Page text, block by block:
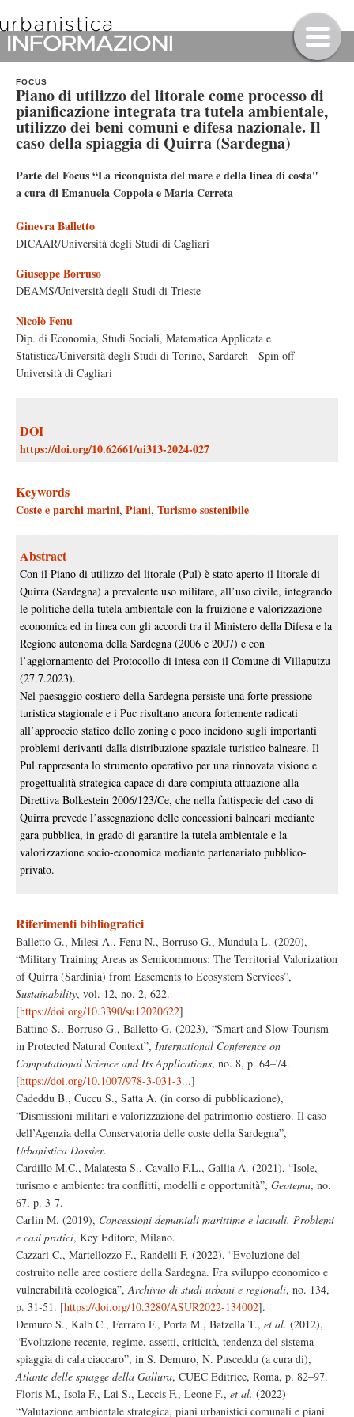
FOCUS
Piano di utilizzo del litorale come processo di
pianificazione integrata tra tutela ambientale,
utilizzo dei beni comuni e difesa nazionale. Il
caso della spiaggia di Quirra (Sardegna)
Parte del Focus “La riconquista del mare e della linea di costa"
a cura di Emanuela Coppola e Maria Cerreta
Ginevra Balletto
DICAAR/Università degli Studi di Cagliari
Giuseppe Borruso
DEAMS/Università degli Studi di Trieste
Nicolò Fenu
Dip. di Economia, Studi Sociali, Matematica Applicata e
Statistica/Università degli Studi di Torino, Sardarch - Spin off
Università di Cagliari
DOI
https://doi.org/10.62661/ui313-2024-027
Keywords
Coste e parchi marini, Piani, Turismo sostenibile
Abstract
Con il Piano di utilizzo del litorale (Pul) è stato aperto il litorale di
Quirra (Sardegna) a prevalente uso militare, all’uso civile, integrando
le politiche della tutela ambientale con la fruizione e valorizzazione
economica ed in linea con gli accordi tra il Ministero della Difesa e la
Regione autonoma della Sardegna (2006 e 2007) e con
l’aggiornamento del Protocollo di intesa con il Comune di Villaputzu
(27.7.2023).
Nel paesaggio costiero della Sardegna persiste una forte pressione
turistica stagionale e i Puc risultano ancora fortemente radicati
all’approccio statico dello zoning e poco incidono sugli importanti
problemi derivanti dalla distribuzione spaziale turistico balneare. Il
Pul rappresenta lo strumento operativo per una rinnovata visione e
progettualità strategica capace di dare compiuta attuazione alla
Direttiva Bolkestein 2006/123/Ce, che nella fattispecie del caso di
Quirra prevede l’assegnazione delle concessioni balneari mediante
gara pubblica, in grado di garantire la tutela ambientale e la
valorizzazione socio-economica mediante partenariato pubblico-
privato.
Riferimenti bibliografici
Balletto G., Milesi A., Fenu N., Borruso G., Mundula L. (2020),
“Military Training Areas as Semicommons: The Territorial Valorization
of Quirra (Sardinia) from Easements to Ecosystem Services”,
Sustainability, vol. 12, no. 2, 622.
[https://doi.org/10.3390/su12020622]
Battino S., Borruso G., Balletto G. (2023), “Smart and Slow Tourism
in Protected Natural Context”, International Conference on
Computational Science and Its Applications, no. 8, p. 64–74.
[https://doi.org/10.1007/978-3-031-3...]
Cadeddu B., Cuccu S., Satta A. (in corso di pubblicazione),
“Dismissioni militari e valorizzazione del patrimonio costiero. Il caso
dell’Agenzia della Conservatoria delle coste della Sardegna”,
Urbanistica Dossier.
Cardillo M.C., Malatesta S., Cavallo F.L., Gallia A. (2021), “Isole,
turismo e ambiente: tra conflitti, modelli e opportunità”, Geotema, no.
67, p. 3-7.
Carlin M. (2019), Concessioni demaniali marittime e lacuali. Problemi
e casi pratici, Key Editore, Milano.
Cazzari C., Martellozzo F., Randelli F. (2022), “Evoluzione del
costruito nelle aree costiere della Sardegna. Fra sviluppo economico e
vulnerabilità ecologica”, Archivio di studi urbani e regionali, no. 134,
p. 31-51. [https://doi.org/10.3280/ASUR2022-134002].
Demuro S., Kalb C., Ferraro F., Porta M., Batzella T., et al. (2012),
“Evoluzione recente, regime, assetti, criticità, tendenza del sistema
spiaggia di cala ciaccaro”, in S. Demuro, N. Pusceddu (a cura di),
Atlante delle spiagge della Gallura, CUEC Editrice, Roma, p. 82–97.
Floris M., Isola F., Lai S., Leccis F., Leone F., et al. (2022)
“Valutazione ambientale strategica, piani urbanistici comunali e piani